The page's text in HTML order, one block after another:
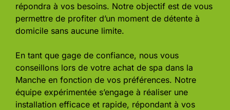
répondra à vos besoins. Notre objectif est de vous
permettre de profiter d’un moment de détente à
domicile sans aucune limite.
En tant que gage de confiance, nous vous
conseillons lors de votre achat de spa dans la
Manche en fonction de vos préférences. Notre
équipe expérimentée s’engage à réaliser une
installation efficace et rapide, répondant à vos